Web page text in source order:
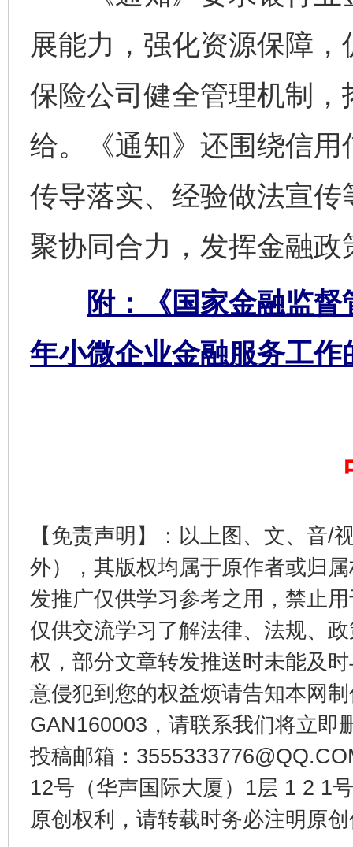
展能力，强化资源保障
保险公司健全管理机制
给。《通知》还围绕信
传导落实、经验做法宣
聚协同合力，发挥金融政
附：《国家金融监
年小微企业金融服务工作
【免责声明】：以上图、文、音/
外），其版权均属于原作者或归
发推广仅供学习参考之用，禁止
仅供交流学习了解法律、法规、
权，部分文章转发推送时未能及
意侵犯到您的权益烦请告知本网
GAN160003，请联系我们将立即
投稿邮箱：
12号（华声国际大厦）1层 1 2 1
原创权利，请转载时务必注明原
东山县通报“牛蛙产品抗生素超标问题”
千年窑火 生生不息 一